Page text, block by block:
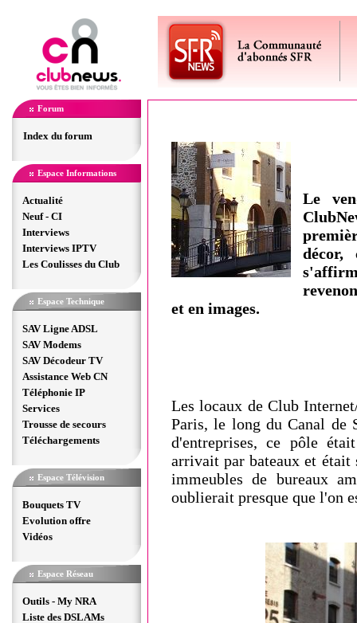
Forum
Index du forum
Espace Informations
Actualité
Neuf - CI
Interviews
Interviews IPTV
Les Coulisses du Club
Espace Technique
SAV Ligne ADSL
SAV Modems
SAV Décodeur TV
Assistance Web CN
Téléphonie IP
Services
Trousse de secours
Téléchargements
Espace Télévision
Bouquets TV
Evolution offre
Vidéos
Espace Réseau
Outils - My NRA
Liste des DSLAMs
Le
et en images.
Les locaux de Club
Paris, le long du Canal de
d'entreprises, ce pôle
arrivait par bateaux et était
immeubles de bureaux
oublierait presque que l'on